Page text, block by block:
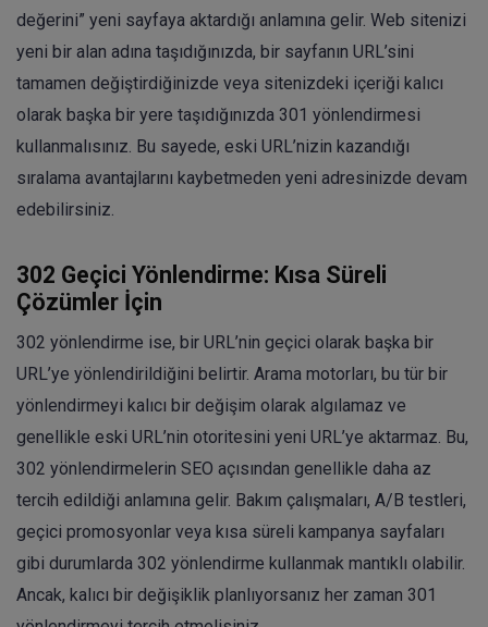
değerini” yeni sayfaya aktardığı anlamına gelir. Web sitenizi
yeni bir alan adına taşıdığınızda, bir sayfanın URL’sini
tamamen değiştirdiğinizde veya sitenizdeki içeriği kalıcı
olarak başka bir yere taşıdığınızda 301 yönlendirmesi
kullanmalısınız. Bu sayede, eski URL’nizin kazandığı
sıralama avantajlarını kaybetmeden yeni adresinizde devam
edebilirsiniz.
302 Geçici Yönlendirme: Kısa Süreli
Çözümler İçin
302 yönlendirme ise, bir URL’nin geçici olarak başka bir
URL’ye yönlendirildiğini belirtir. Arama motorları, bu tür bir
yönlendirmeyi kalıcı bir değişim olarak algılamaz ve
genellikle eski URL’nin otoritesini yeni URL’ye aktarmaz. Bu,
302 yönlendirmelerin SEO açısından genellikle daha az
tercih edildiği anlamına gelir. Bakım çalışmaları, A/B testleri,
geçici promosyonlar veya kısa süreli kampanya sayfaları
gibi durumlarda 302 yönlendirme kullanmak mantıklı olabilir.
Ancak, kalıcı bir değişiklik planlıyorsanız her zaman 301